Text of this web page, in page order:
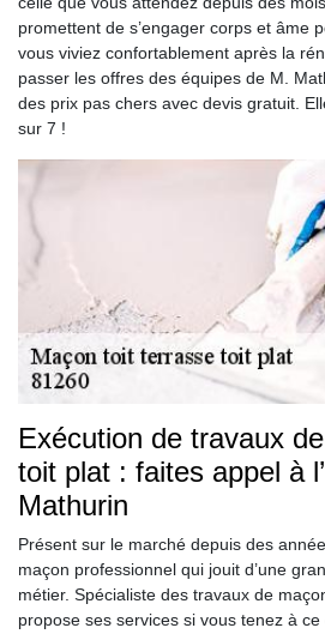
promettent de s’engager corps et âme
vous viviez confortablement après la
passer les offres des équipes de M.
des prix pas chers avec devis gratuit.
sur 7 !
Exécution de travaux
toit plat : faites appel à
Mathurin
Présent sur le marché depuis des
maçon professionnel qui jouit d’une
métier. Spécialiste des travaux de
propose ses services si vous tenez à